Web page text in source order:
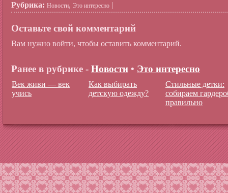
Рубрика: Новости, Это интересно |
Оставьте свой комментарий
Вам нужно войти, чтобы оставить комментарий.
Ранее в рубрике - Новости • Это интересно
Век живи — век
учись
Как выбирать
детскую одежду?
Стильные детки:
собираем
правильно